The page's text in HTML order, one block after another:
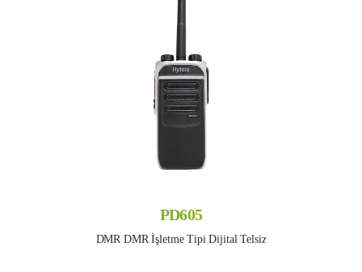
PD605
DMR DMR İşletme Tipi Dijital Telsiz